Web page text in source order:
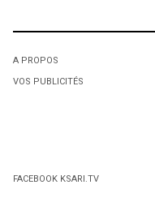
A PROPOS
VOS PUBLICITÉS
FACEBOOK KSARI.TV